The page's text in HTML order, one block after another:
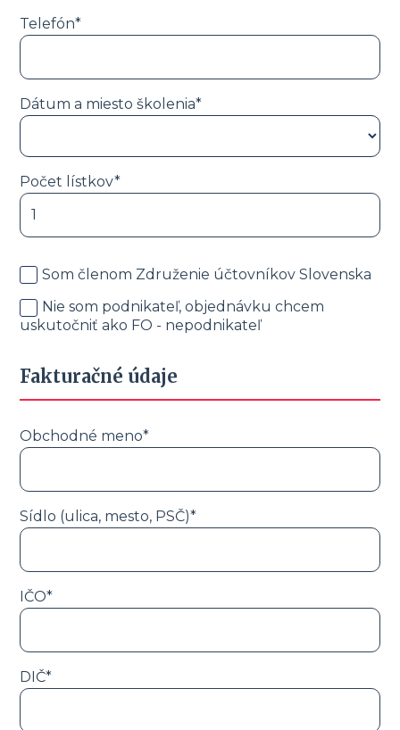
Telefón*
Dátum a miesto školenia*
Počet lístkov*
Som členom Združenie účtovníkov Slovenska
Nie som podnikateľ, objednávku chcem
uskutočniť ako FO - nepodnikateľ
Fakturačné údaje
Obchodné meno*
Sídlo (ulica, mesto, PSČ)*
IČO*
DIČ*